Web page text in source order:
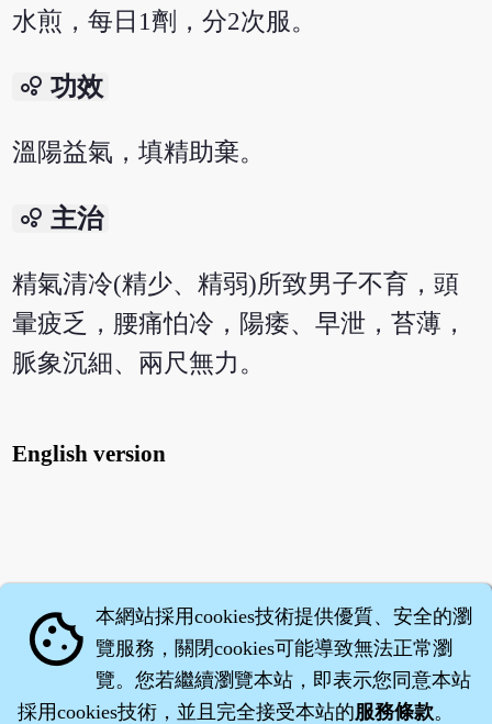
水煎，每日1劑，分2次服。
bubble_chart 功效
溫陽益氣，填精助棄。
bubble_chart 主治
精氣清冷(精少、精弱)所致男子不育，頭
暈疲乏，腰痛怕冷，陽痿、早泄，苔薄，
脈象沉細、兩尺無力。
English version
cookie 本網站採用cookies技術提供優質、安全的瀏
覽服務，關閉cookies可能導致無法正常瀏
覽。您若繼續瀏覽本站，即表示您同意本站
採用cookies技術，並且完全接受本站的服務條款。